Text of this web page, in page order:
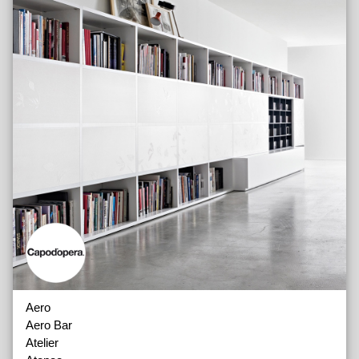
Lampes
Aero
Aero Bar
Atelier